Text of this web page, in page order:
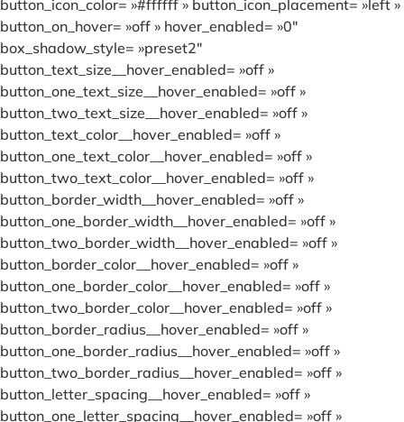
button_icon_color= »#ffffff » button_icon_placement= »left »
button_on_hover= »off » hover_enabled= »0″
box_shadow_style= »preset2″
button_text_size__hover_enabled= »off »
button_one_text_size__hover_enabled= »off »
button_two_text_size__hover_enabled= »off »
button_text_color__hover_enabled= »off »
button_one_text_color__hover_enabled= »off »
button_two_text_color__hover_enabled= »off »
button_border_width__hover_enabled= »off »
button_one_border_width__hover_enabled= »off »
button_two_border_width__hover_enabled= »off »
button_border_color__hover_enabled= »off »
button_one_border_color__hover_enabled= »off »
button_two_border_color__hover_enabled= »off »
button_border_radius__hover_enabled= »off »
button_one_border_radius__hover_enabled= »off »
button_two_border_radius__hover_enabled= »off »
button_letter_spacing__hover_enabled= »off »
button_one_letter_spacing__hover_enabled= »off »